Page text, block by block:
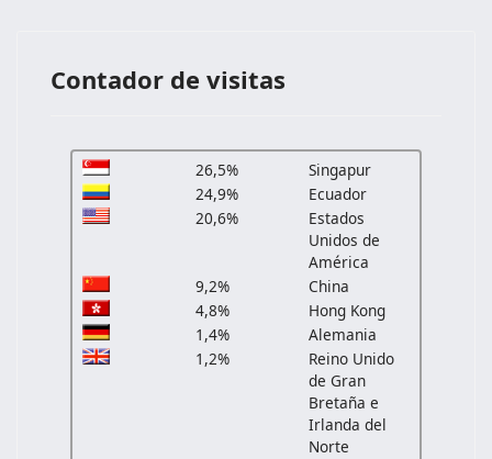
Contador de visitas
26,5%
Singapur
24,9%
Ecuador
20,6%
Estados
Unidos de
América
9,2%
China
4,8%
Hong Kong
1,4%
Alemania
1,2%
Reino Unido
de Gran
Bretaña e
Irlanda del
Norte